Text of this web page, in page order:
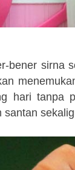
bener sirna
hari tanpa
santan